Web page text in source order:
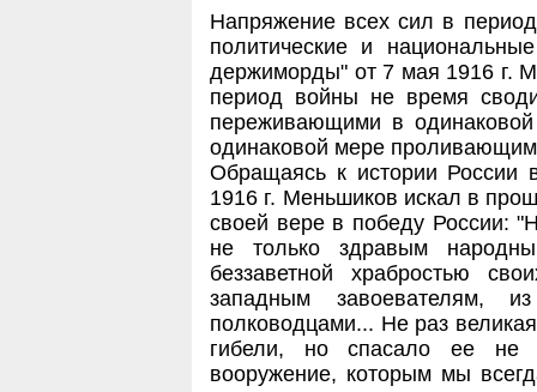
Напряжение всех сил в
политические и
держиморды" от 7 мая 1916 г.
период войны не время
переживающими в
одинаковой мере
Обращаясь к истории России
1916 г. Меньшиков искал в
своей вере в победу России:
не только здравым
беззаветной храбростью
западным завоевателям,
полководцами... Не раз
гибели, но спасало ее не
вооружение, которым мы